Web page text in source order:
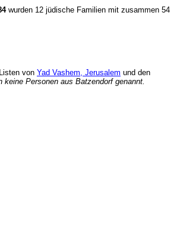
wurden 12 jüdische Familien mit zusammen 54
von Yad Vashem, Jerusalem und den
keine Personen aus Batzendorf genannt.